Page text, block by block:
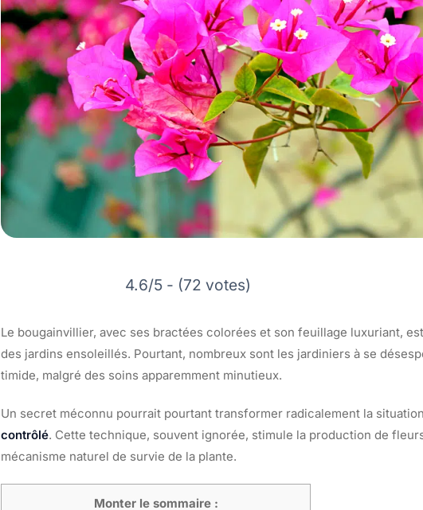
4.6/5 - (72 votes)
Le bougainvillier, avec ses bractées colorées et son feuillage luxuriant,
des jardins ensoleillés. Pourtant, nombreux sont les jardiniers à se
timide, malgré des soins apparemment minutieux.
Un secret méconnu pourrait pourtant transformer radicalement la
contrôlé. Cette technique, souvent ignorée, stimule la production de
mécanisme naturel de survie de la plante.
Monter le sommaire :